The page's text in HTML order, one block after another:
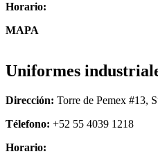
Horario:
MAPA
Uniformes
Dirección: Torre de Pemex #13,
Télefono: +52 55 4039 1218
Horario: